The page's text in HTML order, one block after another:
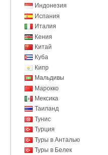
Индонезия
Испания
Италия
Кения
Китай
Куба
Кипр
Мальдивы
Марокко
Мексика
Таиланд
Тунис
Турция
Туры в Анталью
Туры в Белек